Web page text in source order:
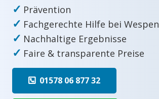
✓ Prävention
✓ Fachgerechte Hilfe bei Wespen
✓ Nachhaltige Ergebnisse
✓ Faire & transparente Preise
01578 06 877 32